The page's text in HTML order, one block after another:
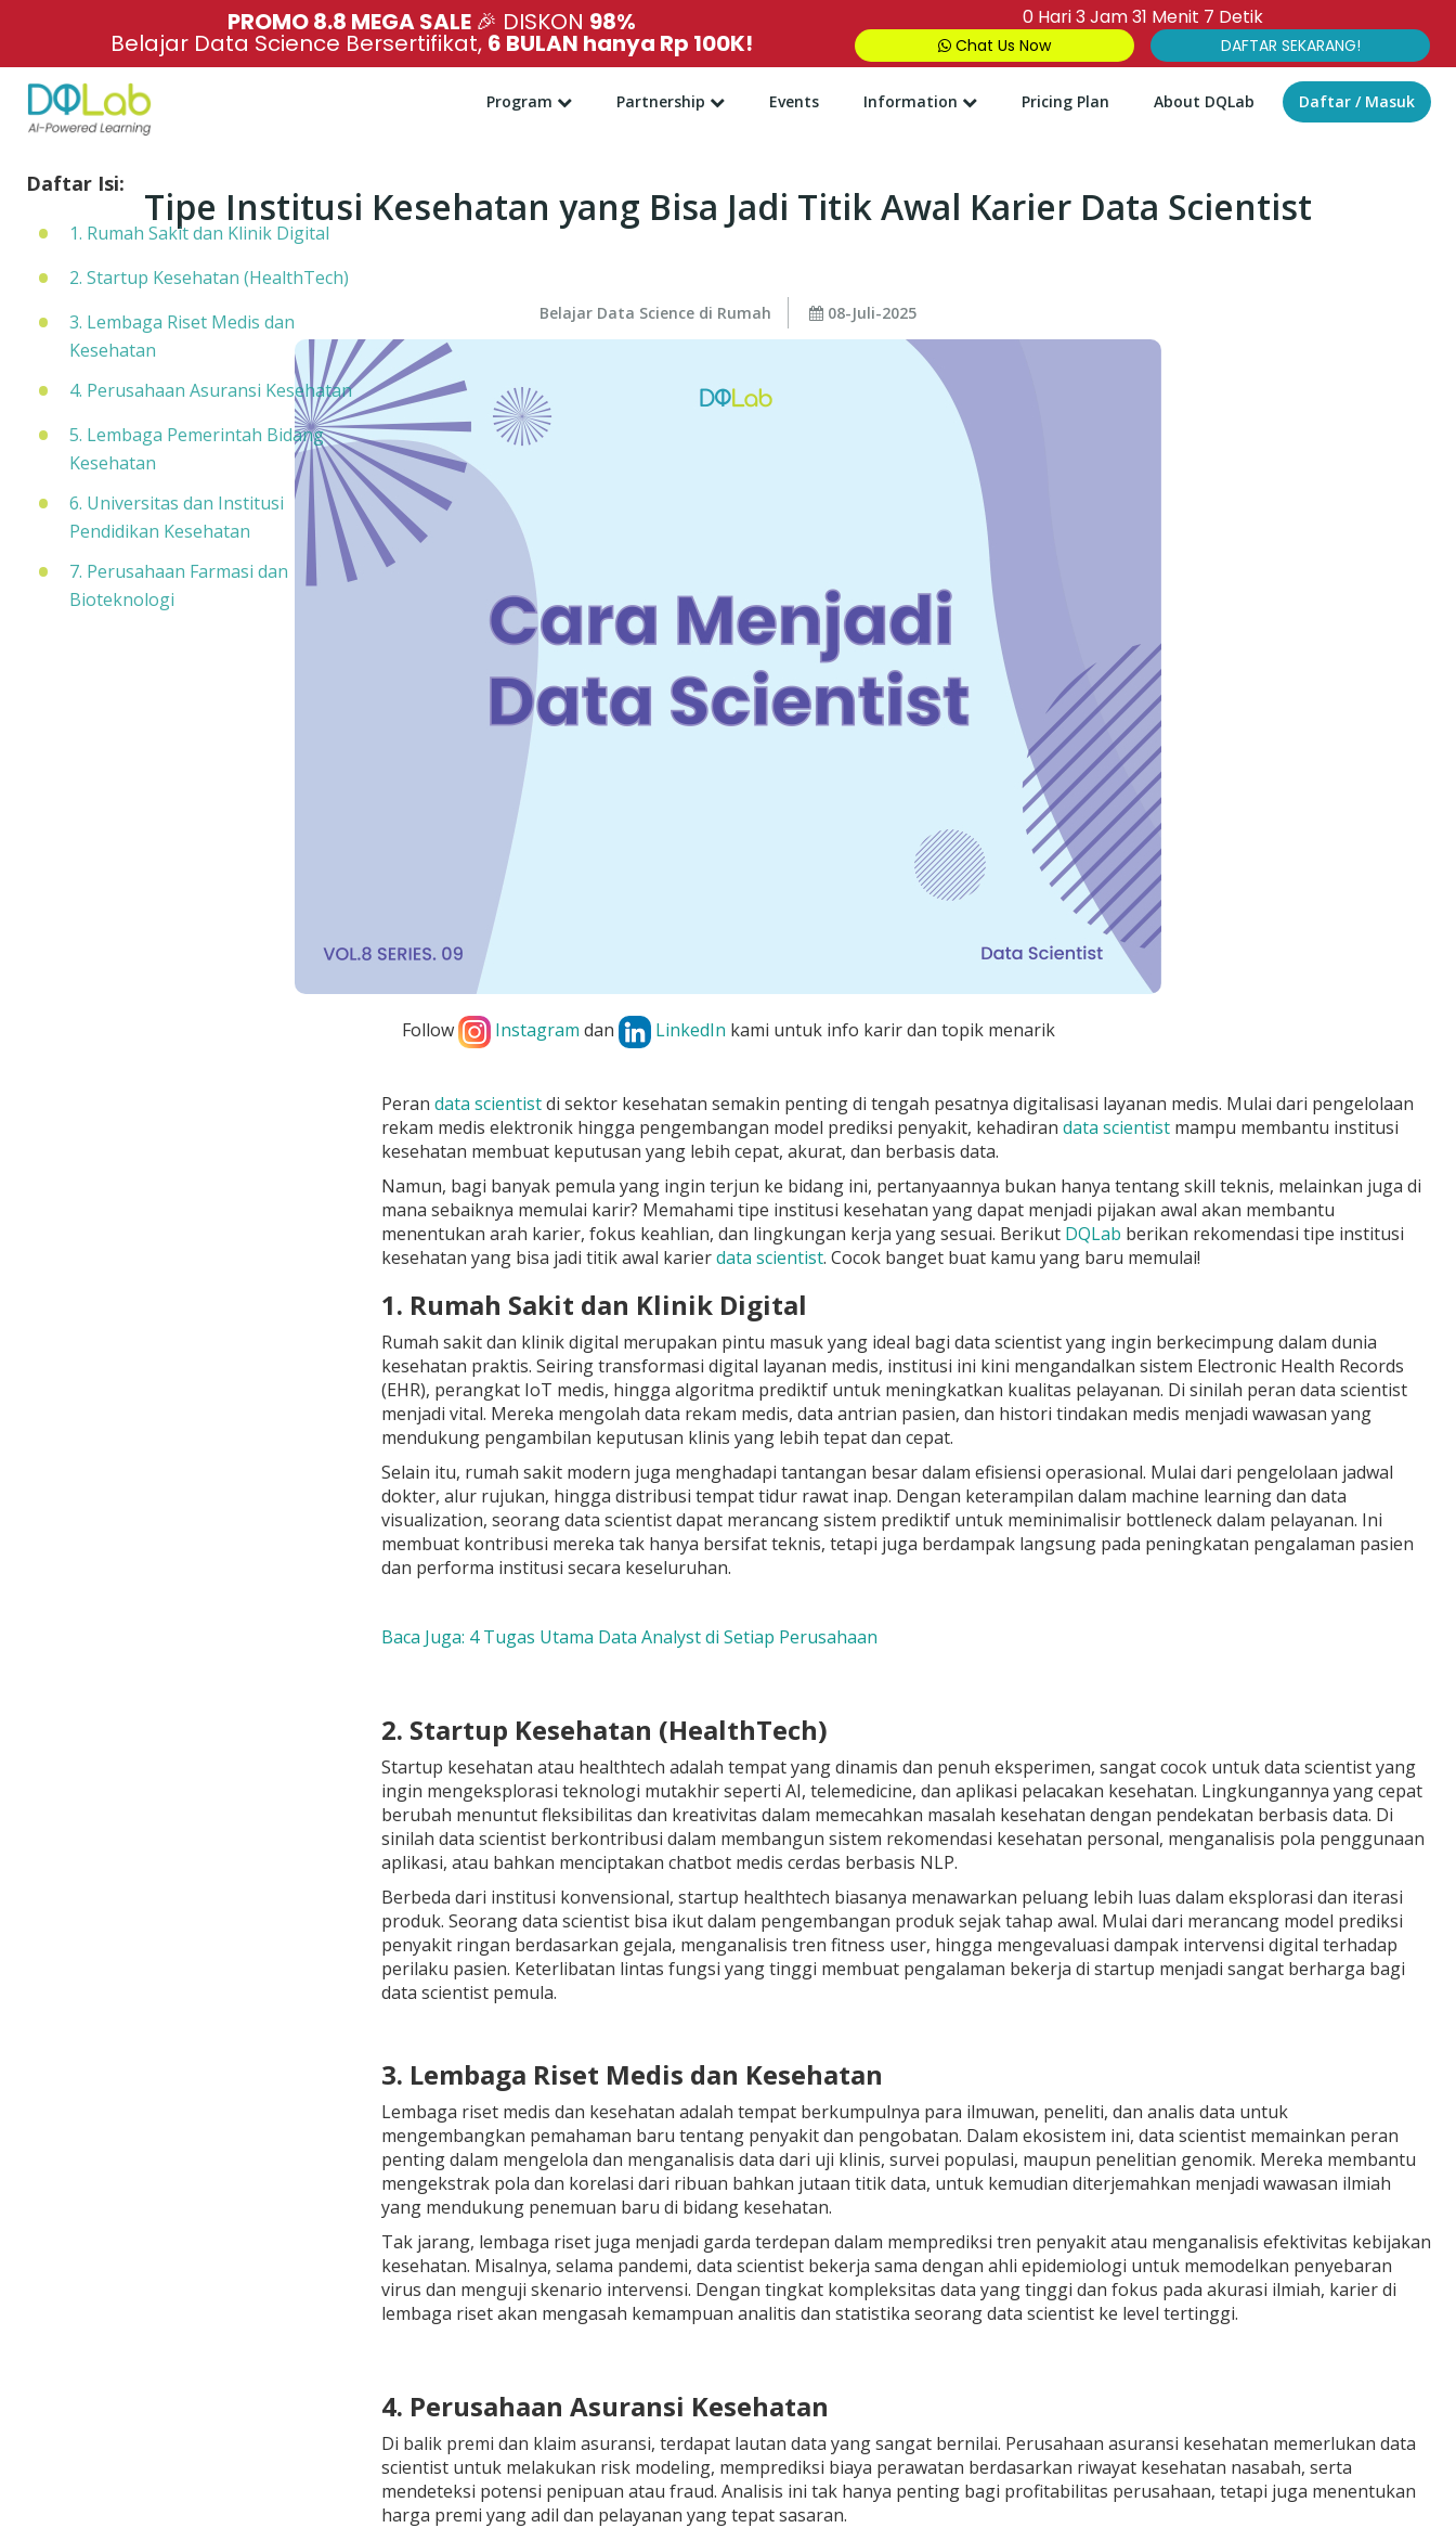
PROMO 8.8 MEGA SALE 🎉 DISKON 98%
Belajar Data Science Bersertifikat, 6 BULAN hanya Rp 100K!
0Hari3Jam31 Menit 6 Detik
Chat Us Now DAFTAR SEKARANG!
Program Partnership Events Information Pricing Plan About DQLab Daftar / Masuk
Tipe Institusi Kesehatan yang Bisa Jadi Titik Awal Karier Data Scientist
Belajar Data Science di Rumah 08-Juli-2025
Follow Instagram dan LinkedIn kami untuk info karir dan topik menarik
Daftar Isi:
1. Rumah Sakit dan Klinik Digital
2. Startup Kesehatan (HealthTech)
3. Lembaga Riset Medis dan
Kesehatan
4. Perusahaan Asuransi Kesehatan
5. Lembaga Pemerintah Bidang
Kesehatan
6. Universitas dan Institusi
Pendidikan Kesehatan
7. Perusahaan Farmasi dan
Bioteknologi
Peran data scientistdi sektor kesehatan semakin penting di tengah pesatnya digitalisasi layanan medis. Mulai dari pengelolaan
rekam medis elektronik hingga pengembangan model prediksi penyakit, kehadiran data scientistmampu membantu institusi
kesehatan membuat keputusan yang lebih cepat, akurat, dan berbasis data.
Namun, bagi banyak pemula yang ingin terjun ke bidang ini, pertanyaannya bukan hanya tentang skill teknis, melainkan juga di
mana sebaiknya memulai karir? Memahami tipe institusi kesehatan yang dapat menjadi pijakan awal akan membantu
menentukan arah karier, fokus keahlian, dan lingkungan kerja yang sesuai. Berikut DQLab berikan rekomendasi tipe institusi
kesehatan yang bisa jadi titik awal karierdata scientist. Cocok banget buat kamu yang baru memulai!
1. Rumah Sakit dan Klinik Digital
Rumah sakit dan klinik digital merupakan pintu masuk yang ideal bagi data scientist yang ingin berkecimpung dalam dunia
kesehatan praktis. Seiring transformasi digital layanan medis, institusi ini kini mengandalkan sistem Electronic Health Records
(EHR), perangkat IoT medis, hingga algoritma prediktif untuk meningkatkan kualitas pelayanan. Di sinilah peran data scientist
menjadi vital. Mereka mengolah data rekam medis, data antrian pasien, dan histori tindakan medis menjadi wawasan yang
mendukung pengambilan keputusan klinis yang lebih tepat dan cepat.
Selain itu, rumah sakit modern juga menghadapi tantangan besar dalam efisiensi operasional. Mulai dari pengelolaan jadwal
dokter, alur rujukan, hingga distribusi tempat tidur rawat inap. Dengan keterampilan dalam machine learning dan data
visualization, seorang data scientist dapat merancang sistem prediktif untuk meminimalisir bottleneck dalam pelayanan. Ini
membuat kontribusi mereka tak hanya bersifat teknis, tetapi juga berdampak langsung pada peningkatan pengalaman pasien
dan performa institusi secara keseluruhan.
Baca Juga: 4 Tugas Utama Data Analyst di Setiap Perusahaan
2. Startup Kesehatan (HealthTech)
Startup kesehatan atau healthtech adalah tempat yang dinamis dan penuh eksperimen, sangat cocok untuk data scientist yang
ingin mengeksplorasi teknologi mutakhir seperti AI, telemedicine, dan aplikasi pelacakan kesehatan. Lingkungannya yang cepat
berubah menuntut fleksibilitas dan kreativitas dalam memecahkan masalah kesehatan dengan pendekatan berbasis data. Di
sinilah data scientist berkontribusi dalam membangun sistem rekomendasi kesehatan personal, menganalisis pola penggunaan
aplikasi, atau bahkan menciptakan chatbot medis cerdas berbasis NLP.
Berbeda dari institusi konvensional, startup healthtech biasanya menawarkan peluang lebih luas dalam eksplorasi dan iterasi
produk. Seorang data scientist bisa ikut dalam pengembangan produk sejak tahap awal. Mulai dari merancang model prediksi
penyakit ringan berdasarkan gejala, menganalisis tren fitness user, hingga mengevaluasi dampak intervensi digital terhadap
perilaku pasien. Keterlibatan lintas fungsi yang tinggi membuat pengalaman bekerja di startup menjadi sangat berharga bagi
data scientist pemula.
3. Lembaga Riset Medis dan Kesehatan
Lembaga riset medis dan kesehatan adalah tempat berkumpulnya para ilmuwan, peneliti, dan analis data untuk
mengembangkan pemahaman baru tentang penyakit dan pengobatan. Dalam ekosistem ini, data scientist memainkan peran
penting dalam mengelola dan menganalisis data dari uji klinis, survei populasi, maupun penelitian genomik. Mereka membantu
mengekstrak pola dan korelasi dari ribuan bahkan jutaan titik data, untuk kemudian diterjemahkan menjadi wawasan ilmiah
yang mendukung penemuan baru di bidang kesehatan.
Tak jarang, lembaga riset juga menjadi garda terdepan dalam memprediksi tren penyakit atau menganalisis efektivitas kebijakan
kesehatan. Misalnya, selama pandemi, data scientist bekerja sama dengan ahli epidemiologi untuk memodelkan penyebaran
virus dan menguji skenario intervensi. Dengan tingkat kompleksitas data yang tinggi dan fokus pada akurasi ilmiah, karier di
lembaga riset akan mengasah kemampuan analitis dan statistika seorang data scientist ke level tertinggi.
4. Perusahaan Asuransi Kesehatan
Di balik premi dan klaim asuransi, terdapat lautan data yang sangat bernilai. Perusahaan asuransi kesehatan memerlukan data
scientist untuk melakukan risk modeling, memprediksi biaya perawatan berdasarkan riwayat kesehatan nasabah, serta
mendeteksi potensi penipuan atau fraud. Analisis ini tak hanya penting bagi profitabilitas perusahaan, tetapi juga menentukan
harga premi yang adil dan pelayanan yang tepat sasaran.